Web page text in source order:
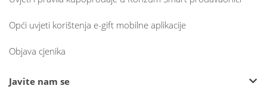
Opći uvjeti korištenja e-gift mobilne aplikacije
Objava cjenika
Javite nam se